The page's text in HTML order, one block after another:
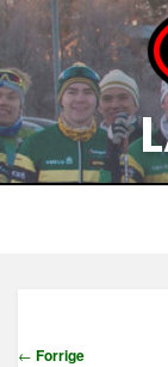
I← Forrige